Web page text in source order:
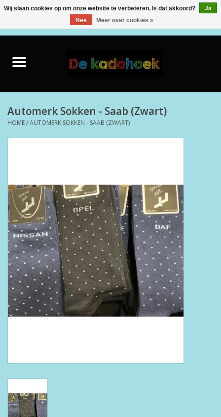
Creatief
Back to School
Boeken
Puzzels & Spellen
Collectables
Wens & Postkaarten
Feest
Automerk Sokken - Saab (Zwart)
HOME/AUTOMERK SOKKEN - SAAB (ZWART)
Wij slaan cookies op om onze website te verbeteren. Is dat akkoord?
Ja
Nee
Meer over cookies »